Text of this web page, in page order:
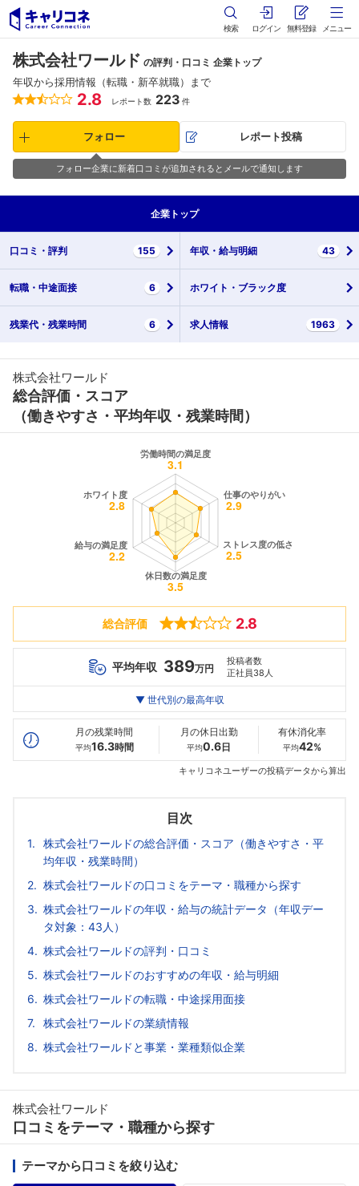
検索 ログイン 無料登録 メニュー
株式会社ワールド の評判・口コミ 企業トップ
年収から採用情報（転職・新卒就職）まで
2.8 レポート数 223 件
フォロー レポート投稿
フォロー企業に新着口コミが追加されるとメールで通知します
企業 トップ
口コミ・ 評判 155 年収・ 給与明細 43
転職・ 中途面接 6 ホワイト・ ブラック度
残業代・ 残業時間 6 求人情報 1963
株式会社ワールド
総合評価・スコア
（働きやすさ・平均年収・残業時間）
総合評価 2.8
平均年収 389万円
投稿者数
正社員38人
最高年収
20代
705万
30代
719万
682万
▼ 世代別の最高年収
月の残業時間
平均16.3時間
月の休日出勤
平均0.6日
有休消化率
平均42%
キャリコネユーザーの投稿データから算出
目次
株式会社ワールドの総合評価・スコア（働きやすさ・平
均年収・残業時間）
株式会社ワールドの口コミをテーマ・職種から探す
株式会社ワールドの年収・給与の統計データ（年収デー
タ対象：43人）
株式会社ワールドの評判・口コミ
株式会社ワールドのおすすめの年収・給与明細
株式会社ワールドの転職・中途採用面接
株式会社ワールドの業績情報
株式会社ワールドと事業・業種類似企業
株式会社ワールド
口コミをテーマ・職種から探す
テーマから口コミを絞り込む